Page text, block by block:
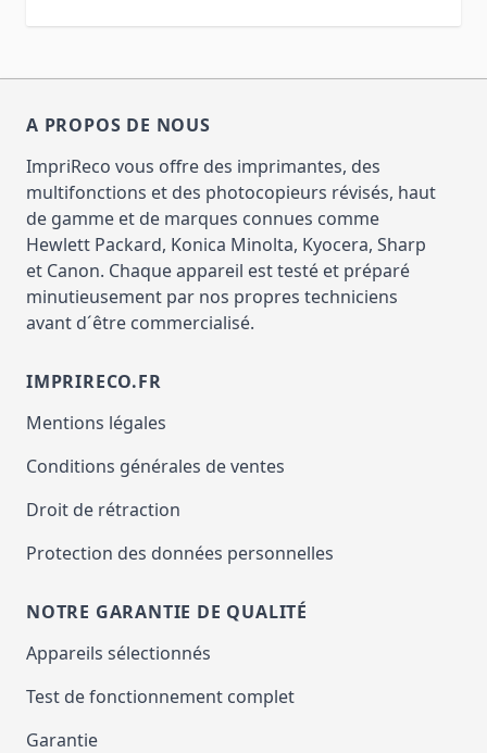
A PROPOS DE NOUS
ImpriReco vous offre des imprimantes, des
multifonctions et des photocopieurs révisés, haut
de gamme et de marques connues comme
Hewlett Packard, Konica Minolta, Kyocera, Sharp
et Canon. Chaque appareil est testé et préparé
minutieusement par nos propres techniciens
avant d´être commercialisé.
IMPRIRECO.FR
Mentions légales
Conditions générales de ventes
Droit de rétraction
Protection des données personnelles
NOTRE GARANTIE DE QUALITÉ
Appareils sélectionnés
Test de fonctionnement complet
Garantie